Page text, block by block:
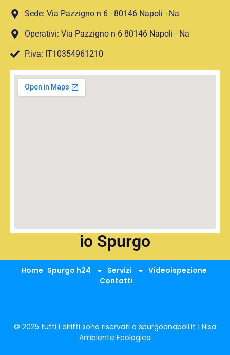
Sede: Via Pazzigno n 6 - 80146 Napoli - Na
Operativi: Via Pazzigno n 6 80146 Napoli - Na
P.iva: IT10354961210
io Spurgo
Home Spurgo h24 Servizi
Videoispezione
Contatti
© 2025 tutti i diritti sono riservati a spurgoanapoli.it | Nisa
Ambiente Ecologica